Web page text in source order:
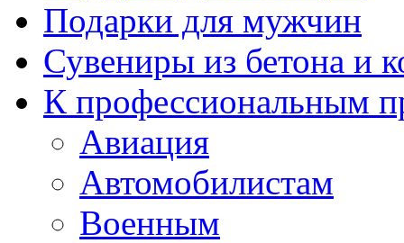
Подарки для мужчин
Сувениры из бетона и
К профессиональным
Авиация
Автомобилистам
Военным